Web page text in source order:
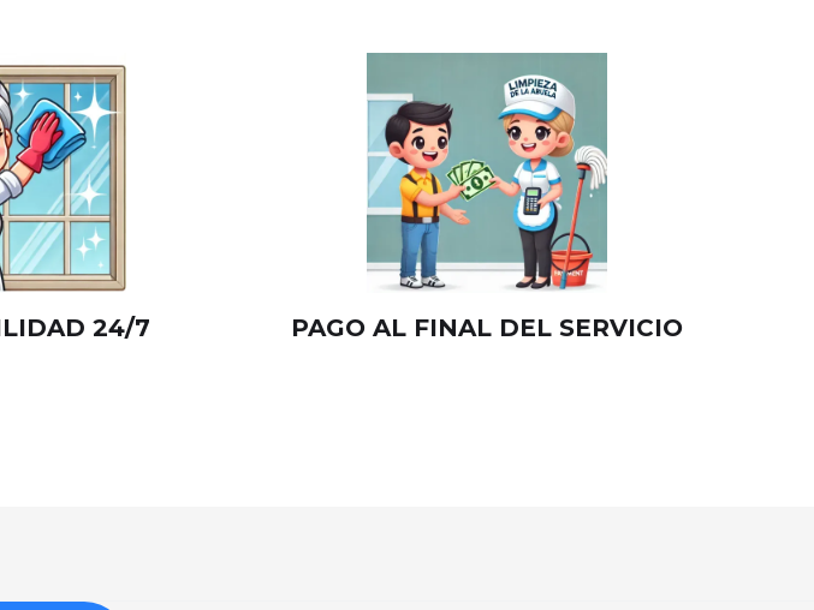
24/7 PAGO AL FINAL DEL SERVICIO